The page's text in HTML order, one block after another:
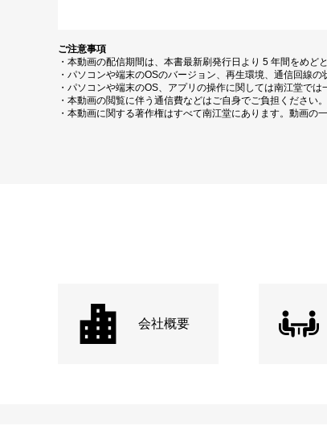
ご注意事項
・本動画の配信期間は、本書最新刷発行日より 5 年間をめ
・パソコンや端末のOSのバージョン、再生環境、通信回線
・パソコンや端末のOS、アプリの操作に関しては南江堂では
・本動画の閲覧に伴う通信費などはご自身でご負担ください。
・本動画に関する著作権はすべて南江堂にあります。動画の
会社概要